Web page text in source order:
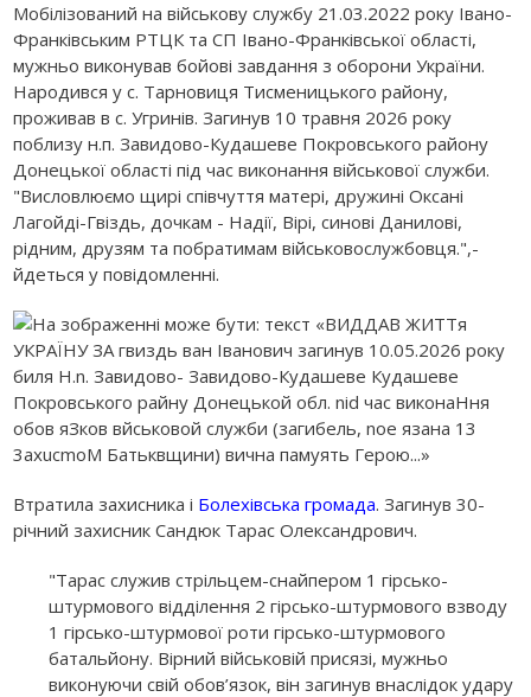
Мобілізований на військову службу 21.03.2022 року Івано-
Франківським РТЦК та СП Івано-Франківської області,
мужньо виконував бойові завдання з оборони України.
Народився у с. Тарновиця Тисменицького району,
проживав в с. Угринів. Загинув 10 травня 2026 року
поблизу н.п. Завидово-Кудашеве Покровського району
Донецької області під час виконання військової служби.
"Висловлюємо щирі співчуття матері, дружині Оксані
Лагойді-Гвіздь, дочкам - Надії, Вірі, синові Данилові,
рідним, друзям та побратимам військовослужбовця.",-
йдеться у повідомленні.
Втратила захисника і Болехівська громада. Загинув 30-
річний захисник Сандюк Тарас Олександрович.
"Тарас служив стрільцем-снайпером 1 гірсько-
штурмового відділення 2 гірсько-штурмового взводу
1 гірсько-штурмової роти гірсько-штурмового
батальйону. Вірний військовій присязі, мужньо
виконуючи свій обов’язок, він загинув внаслідок удару